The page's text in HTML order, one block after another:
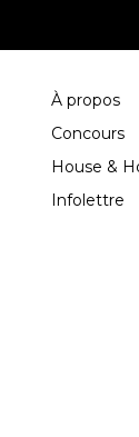
À propos
Concours
House &
Infolettre